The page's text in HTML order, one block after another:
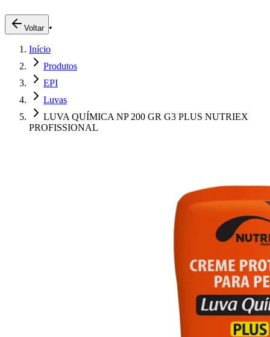
Pedidos Online
Trabalhe Conosco
Voltar •
Início
Produtos
EPI
Luvas
LUVA QUÍMICA NP 200 GR G3 PLUS NUTRIEX
PROFISSIONAL